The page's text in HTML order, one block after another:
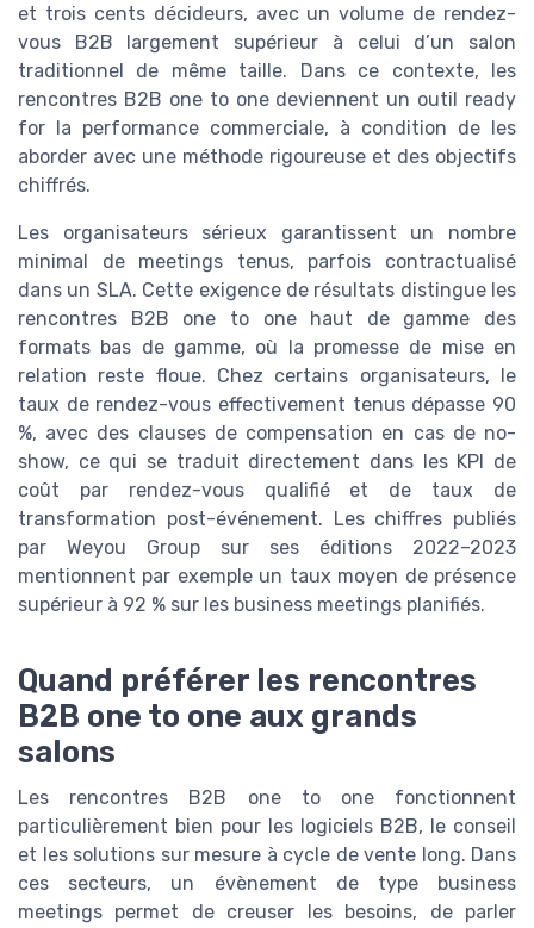
et trois cents décideurs, avec un volume de rendez-
vous B2B largement supérieur à celui d’un salon
traditionnel de même taille. Dans ce contexte, les
rencontres B2B one to one deviennent un outil ready
for la performance commerciale, à condition de les
aborder avec une méthode rigoureuse et des objectifs
chiffrés.
Les organisateurs sérieux garantissent un nombre
minimal de meetings tenus, parfois contractualisé
dans un SLA. Cette exigence de résultats distingue les
rencontres B2B one to one haut de gamme des
formats bas de gamme, où la promesse de mise en
relation reste floue. Chez certains organisateurs, le
taux de rendez-vous effectivement tenus dépasse 90
%, avec des clauses de compensation en cas de no-
show, ce qui se traduit directement dans les KPI de
coût par rendez-vous qualifié et de taux de
transformation post-événement. Les chiffres publiés
par Weyou Group sur ses éditions 2022–2023
mentionnent par exemple un taux moyen de présence
supérieur à 92 % sur les business meetings planifiés.
Quand préférer les rencontres
B2B one to one aux grands
salons
Les rencontres B2B one to one fonctionnent
particulièrement bien pour les logiciels B2B, le conseil
et les solutions sur mesure à cycle de vente long. Dans
ces secteurs, un évènement de type business
meetings permet de creuser les besoins, de parler